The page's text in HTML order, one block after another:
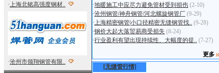
·上海北铭高强度钢材..
·沧州市领翔钢管有限..
·地暖施工中应尽力避免管材受到损伤 (2-10)
·沧州钢管/神舟钢管/河北螺旋钢管厂 (9-29)
·上海精密钢管|小口径精密无缝钢管找.. (9-28)
·钢价大起大落贸易商受损失 (8-24)
·行业盈利有望出现持续性、大幅度的提.. (7-27)
更多
[无缝管行情]